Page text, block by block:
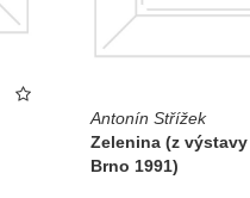
Antonín Střížek
Zelenina (z
Brno 1991)